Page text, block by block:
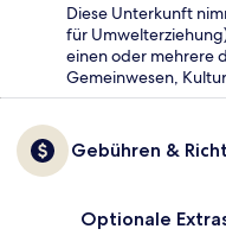
Diese Unterkunft
für
einen oder mehrere
Gemeinwesen,
Gebühren &
Optionale